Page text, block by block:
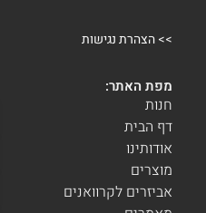
>>הצהרת נגישות
מפת האתר:
חנות
דף הבית
אודותינו
מוצרים
אביזרים לקרוואנים